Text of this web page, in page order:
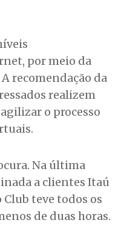
por meio da
recomendação da
realizem
o processo
Na última
a clientes Itaú
teve todos os
de duas horas.